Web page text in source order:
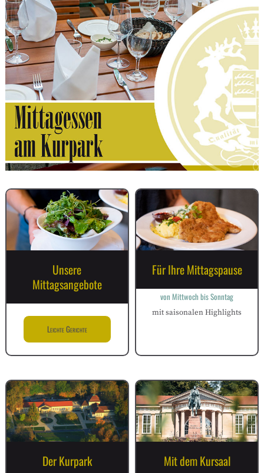
Unsere
Mittagsangebote
Leichte Gerichte
Für Ihre Mittagspause
von Mittwoch bis Sonntag
mit saisonalen Highlights
Der Kurpark Mit dem Kursaal